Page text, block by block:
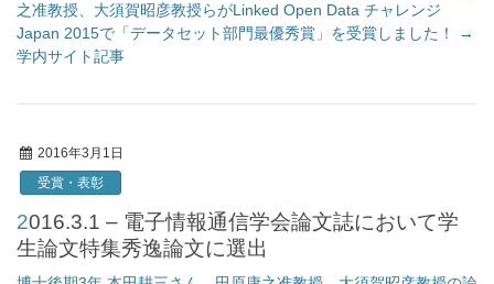
之准教授、大須賀昭彦教授らがLinked Open Data チャレンジ
Japan 2015で「データセット部門最優秀賞」を受賞しました！ →
学内サイト記事
2016年3月1日
受賞・表彰
2016.3.1 – 電子情報通信学会論文誌において学
生論文特集秀逸論文に選出